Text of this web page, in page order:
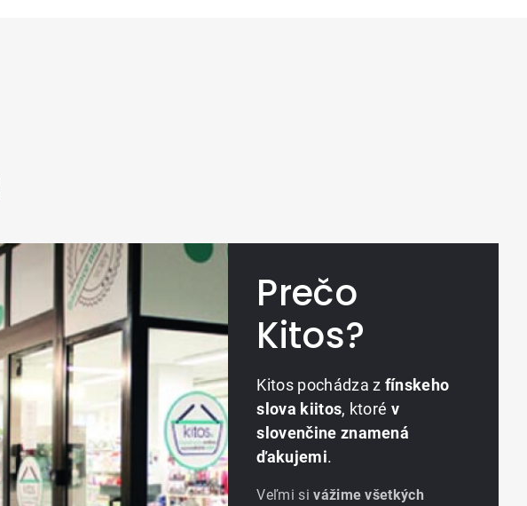
Prečo
Kitos?
Kitos pochádza z fínskeho
slova kiitos, ktoré v
slovenčine znamená
ďakujemi.
Veľmi sivážime všetkých